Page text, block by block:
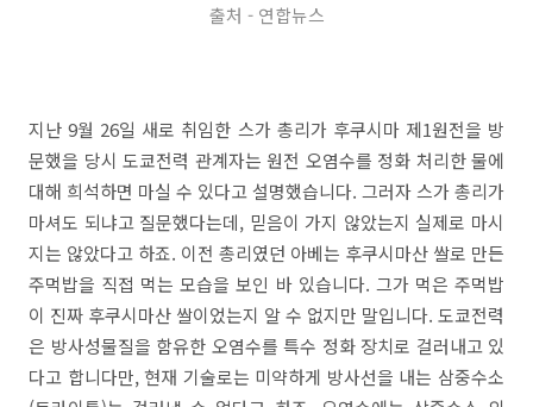
출처 - 연합뉴스
지난 9월 26일 새로 취임한 스가 총리가 후쿠시마 제1원전을 방
문했을 당시 도쿄전력 관계자는 원전 오염수를 정화 처리한 물에
대해 희석하면 마실 수 있다고 설명했습니다. 그러자 스가 총리가
마셔도 되냐고 질문했다는데, 믿음이 가지 않았는지 실제로 마시
지는 않았다고 하죠. 이전 총리였던 아베는 후쿠시마산 쌀로 만든
주먹밥을 직접 먹는 모습을 보인 바 있습니다. 그가 먹은 주먹밥
이 진짜 후쿠시마산 쌀이었는지 알 수 없지만 말입니다. 도쿄전력
은 방사성물질을 함유한 오염수를 특수 정화 장치로 걸러내고 있
다고 합니다만, 현재 기술로는 미약하게 방사선을 내는 삼중수소